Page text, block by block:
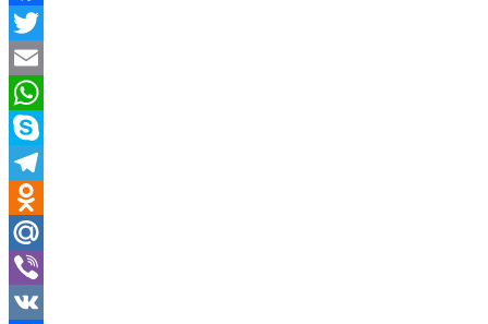
Facebook
Twitter
Email
WhatsApp
Skype
Telegram
Odnoklassniki
Mail.Ru
Viber